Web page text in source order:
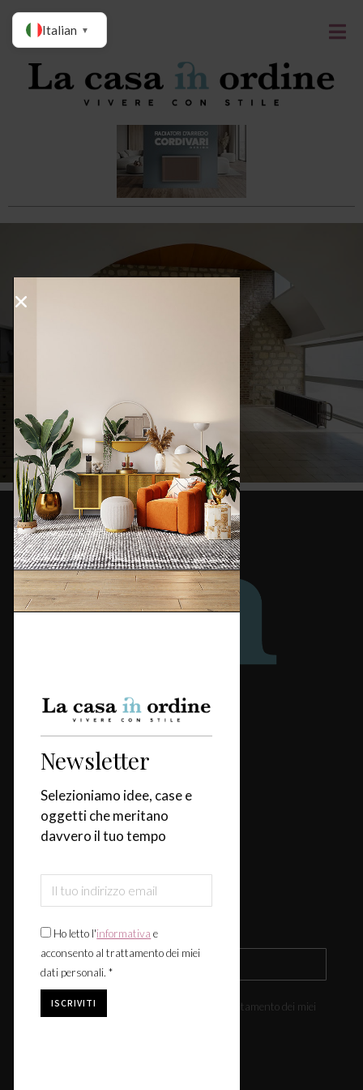
Redazione
Categorie
Casa
Design & Tendenze
Fiere & Eventi
Iscriviti alla newsletter
Ho letto l' informativa
e acconsento al trattamento dei miei
Italian ▼
Newsletter
Selezioniamo idee, case e
oggetti che meritano
davvero il tuo tempo
Ho letto l'informativa e
acconsento al trattamento dei miei
dati personali. *